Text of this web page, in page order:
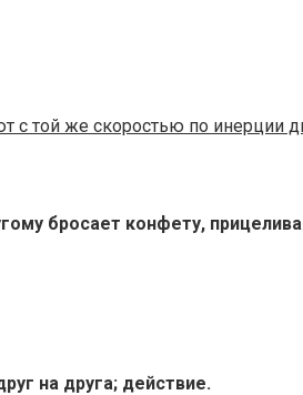
с той же скоростью по инерции
бросает конфету,
на друга; действие.